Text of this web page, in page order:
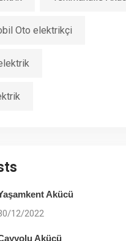
Oto elektrikçi
Akücü
12/2022
Akücü